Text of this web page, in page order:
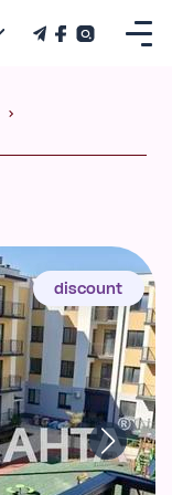
discount